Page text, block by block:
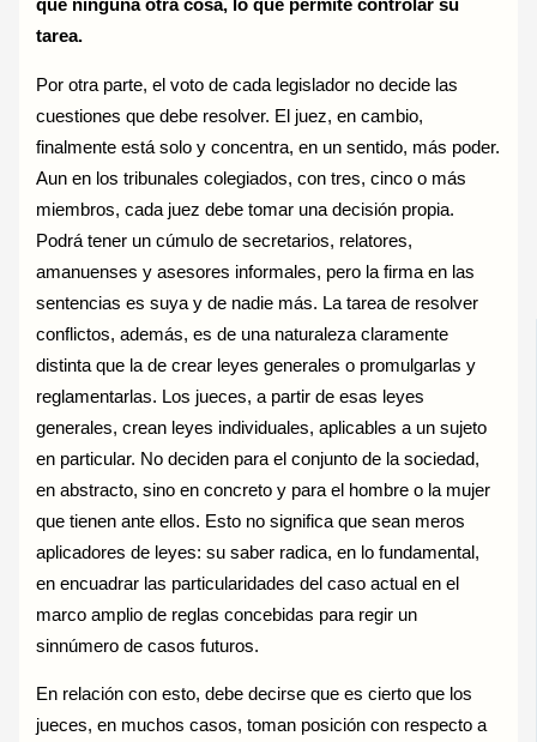
que ninguna otra cosa, lo que permite controlar su
tarea.
Por otra parte, el voto de cada legislador no decide las
cuestiones que debe resolver. El juez, en cambio,
finalmente está solo y concentra, en un sentido, más poder.
Aun en los tribunales colegiados, con tres, cinco o más
miembros, cada juez debe tomar una decisión propia.
Podrá tener un cúmulo de secretarios, relatores,
amanuenses y asesores informales, pero la firma en las
sentencias es suya y de nadie más. La tarea de resolver
conflictos, además, es de una naturaleza claramente
distinta que la de crear leyes generales o promulgarlas y
reglamentarlas. Los jueces, a partir de esas leyes
generales, crean leyes individuales, aplicables a un sujeto
en particular. No deciden para el conjunto de la sociedad,
en abstracto, sino en concreto y para el hombre o la mujer
que tienen ante ellos. Esto no significa que sean meros
aplicadores de leyes: su saber radica, en lo fundamental,
en encuadrar las particularidades del caso actual en el
marco amplio de reglas concebidas para regir un
sinnúmero de casos futuros.
En relación con esto, debe decirse que es cierto que los
jueces, en muchos casos, toman posición con respecto a